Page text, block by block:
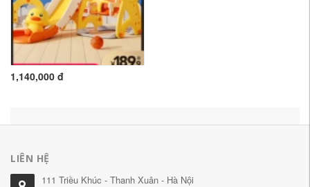
1,140,000 đ
LIÊN HỆ
111 Triều Khúc - Thanh Xuân - Hà Nội